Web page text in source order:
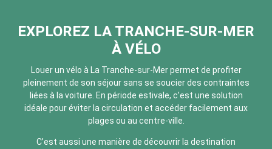
EXPLOREZ LA TRANCHE-SUR-MER
À VÉLO
Louer un vélo à La Tranche-sur-Mer permet de profiter
pleinement de son séjour sans se soucier des contraintes
liées à la voiture. En période estivale, c’est une solution
idéale pour éviter la circulation et accéder facilement aux
plages ou au centre-ville.
C’est aussi une manière de découvrir la destination